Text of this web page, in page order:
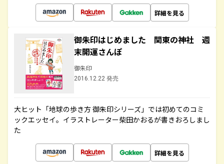
詳細を見る
御朱印はじめました 関東の神社 週
末開運さんぽ
御朱印
2016.12.22 発売
大ヒット「地球の歩き方 御朱印シリーズ」では初めてのコミ
ックエッセイ。イラストレーター柴田かおるが書きおろしまし
た
詳細を見る